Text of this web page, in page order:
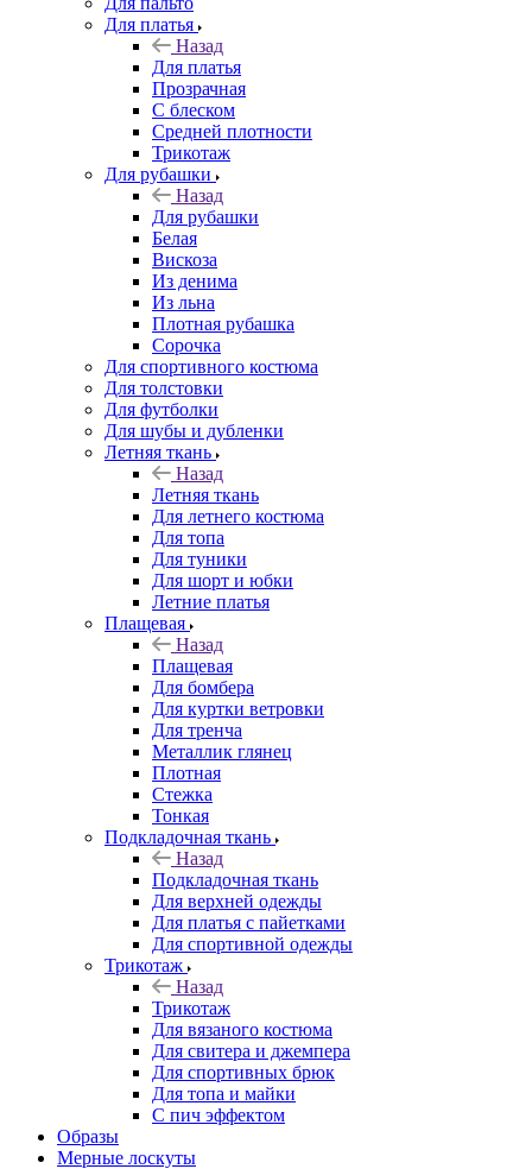
Для платья
Назад
Для платья
Прозрачная
С блеском
Средней плотности
Трикотаж
Для рубашки
Назад
Для рубашки
Белая
Вискоза
Из денима
Из льна
Плотная рубашка
Сорочка
Для спортивного костюма
Для толстовки
Для футболки
Для шубы и дубленки
Летняя ткань
Назад
Летняя ткань
Для летнего костюма
Для топа
Для туники
Для шорт и юбки
Летние платья
Плащевая
Назад
Плащевая
Для бомбера
Для куртки ветровки
Для тренча
Металлик глянец
Плотная
Стежка
Тонкая
Подкладочная ткань
Назад
Подкладочная ткань
Для верхней одежды
Для платья с пайетками
Для спортивной одежды
Трикотаж
Назад
Трикотаж
Для вязаного костюма
Для свитера и джемпера
Для спортивных брюк
Для топа и майки
С пич эффектом
Образы
Мерные лоскуты